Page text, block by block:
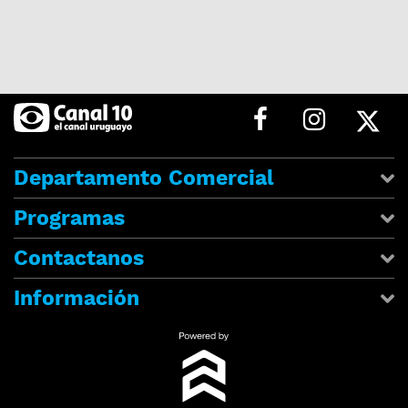
Departamento Comercial
Programas
Contactanos
Información